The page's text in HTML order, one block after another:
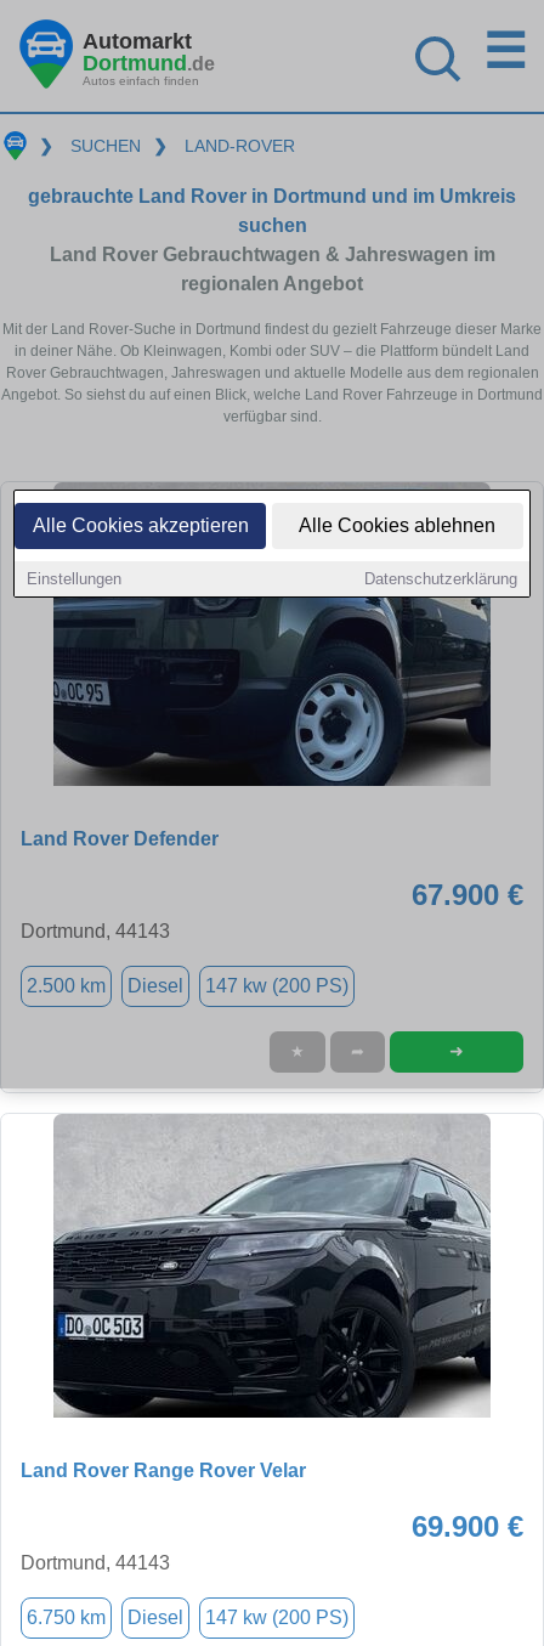
Alle Cookies akzeptieren Alle Cookies ablehnen
Einstellungen Datenschutzerklärung
Automarkt
Dortmund.de
Autos einfach finden
☰
❯ SUCHEN ❯ LAND-ROVER
gebrauchte Land Rover in Dortmund und im Umkreis
suchen
Land Rover Gebrauchtwagen & Jahreswagen im
regionalen Angebot
Mit der Land Rover-Suche in Dortmund findest du gezielt Fahrzeuge dieser Marke
in deiner Nähe. Ob Kleinwagen, Kombi oder SUV – die Plattform bündelt Land
Rover Gebrauchtwagen, Jahreswagen und aktuelle Modelle aus dem regionalen
Angebot. So siehst du auf einen Blick, welche Land Rover Fahrzeuge in Dortmund
verfügbar sind.
Land Rover Defender
67.900 €
Dortmund, 44143
2.500 km Diesel 147 kw (200 PS)
★ ➦ ➜
Land Rover Range Rover Velar
69.900 €
Dortmund, 44143
6.750 km Diesel 147 kw (200 PS)